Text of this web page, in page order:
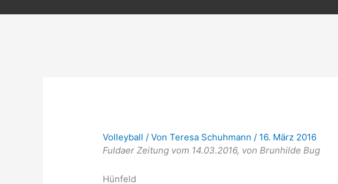
Volleyball / VonTeresa Schuhmann / 16. März 2016
Fuldaer Zeitung vom 14.03.2016, von Brunhilde Bug
Hünfeld